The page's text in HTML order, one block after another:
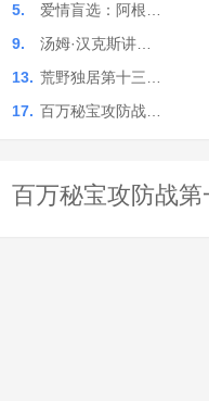
5.
爱情盲选：阿根…
9.
汤姆·汉克斯讲…
13. 荒野独居第十三…
17. 百万秘宝攻防战…
百万秘宝攻防战第